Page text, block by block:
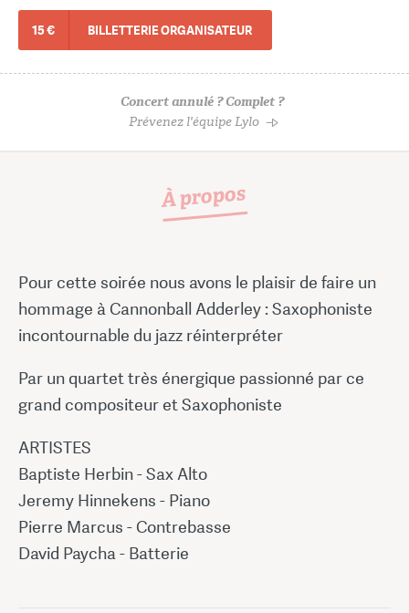
15 € BILLETTERIE ORGANISATEUR
Concert annulé ? Complet ?
Prévenez l'équipe Lylo
À propos
Pour cette soirée nous avons le plaisir de faire un
hommage à Cannonball Adderley : Saxophoniste
incontournable du jazz réinterpréter
Par un quartet très énergique passionné par ce
grand compositeur et Saxophoniste
ARTISTES
Baptiste Herbin - Sax Alto
Jeremy Hinnekens - Piano
Pierre Marcus - Contrebasse
David Paycha - Batterie